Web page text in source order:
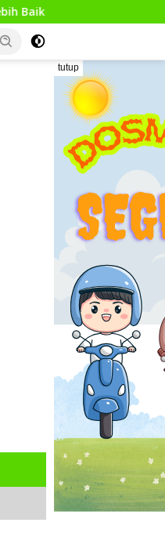
Kunjungan Kerja Pengawas
tutup